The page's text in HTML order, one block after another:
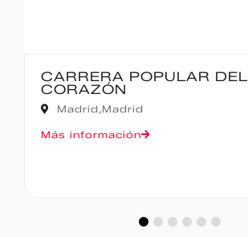
CARRERA POPULAR DEL
CORAZÓN
Madrid,Madrid
Más información